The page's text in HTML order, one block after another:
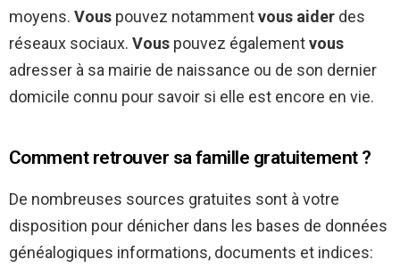
moyens. Vous pouvez notammentvous aider des
réseaux sociaux. Vous pouvez égalementvous
adresser à sa mairie de naissance ou de son dernier
domicile connu pour savoir si elle est encore en vie.
Comment retrouver sa famille gratuitement ?
De nombreuses sources gratuites sont à votre
disposition pour dénicher dans les bases de données
généalogiques informations, documents et indices: